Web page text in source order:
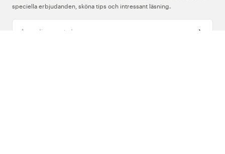
speciella erbjudanden, sköna tips och intressant läsning.